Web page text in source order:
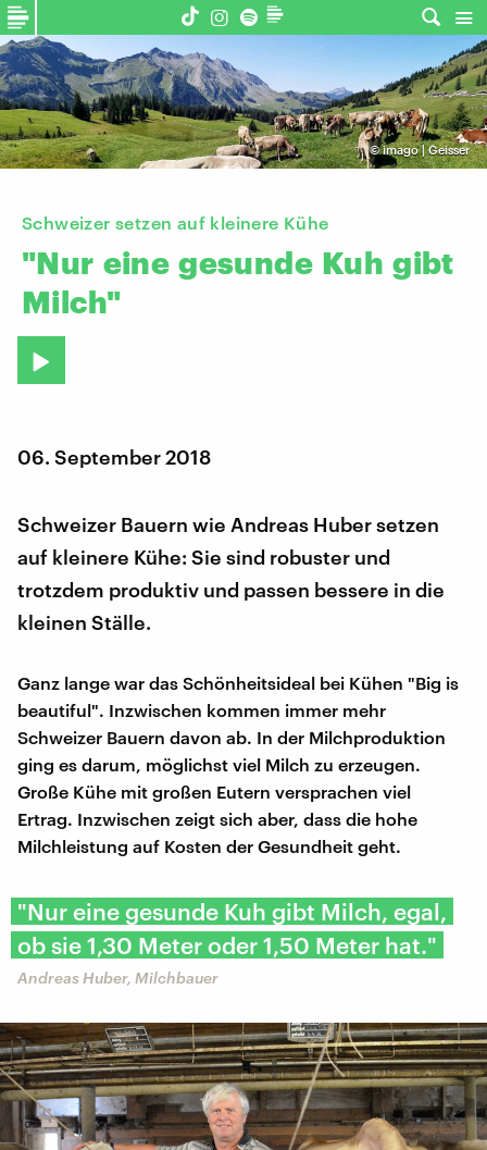
©imago | Geisser
Schweizer setzen auf kleinere Kühe
"Nur eine gesunde Kuh gibt
Milch"
06. September 2018
Schweizer Bauern wie Andreas Huber setzen
auf kleinere Kühe: Sie sind robuster und
trotzdem produktiv und passen bessere in die
kleinen Ställe.
Ganz lange war das Schönheitsideal bei Kühen "Big is
beautiful". Inzwischen kommen immer mehr
Schweizer Bauern davon ab. In der Milchproduktion
ging es darum, möglichst viel Milch zu erzeugen.
Große Kühe mit großen Eutern versprachen viel
Ertrag. Inzwischen zeigt sich aber, dass die hohe
Milchleistung auf Kosten der Gesundheit geht.
"Nur eine gesunde Kuh gibt Milch, egal,
ob sie 1,30 Meter oder 1,50 Meter hat."
Andreas Huber, Milchbauer